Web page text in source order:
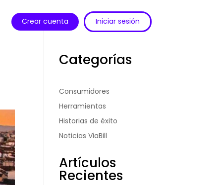
Crear cuenta Iniciar sesión
Categorías
Consumidores
Herramientas
Historias de éxito
Noticias ViaBill
Artículos
Recientes